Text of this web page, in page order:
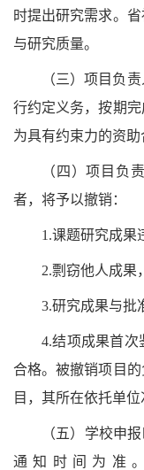
时提出研究需求。
与研究质量。
（三）项目负
行约定义务，按期
为具有约束力的资助
（四）项目负
者，将予以撤销：
1.课题研究成果
2.剽窃他人成果
3.研究成果与批
4.结项成果首次
合格。被撤销项目
目，其所在依托单
（五） 学校申
通知时间为准